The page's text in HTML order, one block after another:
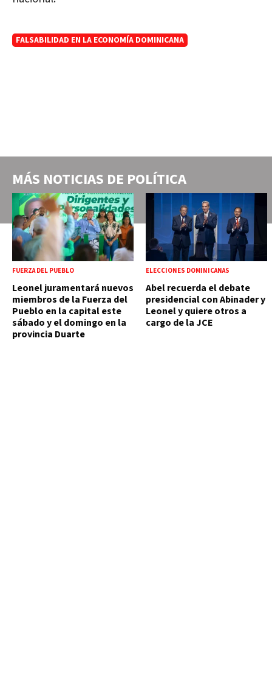
FALSABILIDAD EN LA ECONOMÍA DOMINICANA
MÁS NOTICIAS DE POLÍTICA
FUERZA DEL PUEBLO
Leonel juramentará nuevos
miembros de la Fuerza del
Pueblo en la capital este
sábado y el domingo en la
provincia Duarte
ELECCIONES DOMINICANAS
Abel recuerda el debate
presidencial con Abinader y
Leonel y quiere otros a
cargo de la JCE